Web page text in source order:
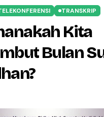
TRANSKRIP
Kita
Bulan